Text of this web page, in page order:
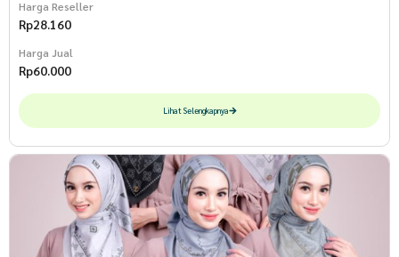
Harga Reseller
Rp28.160
Harga Jual
Rp60.000
Lihat Selengkapnya